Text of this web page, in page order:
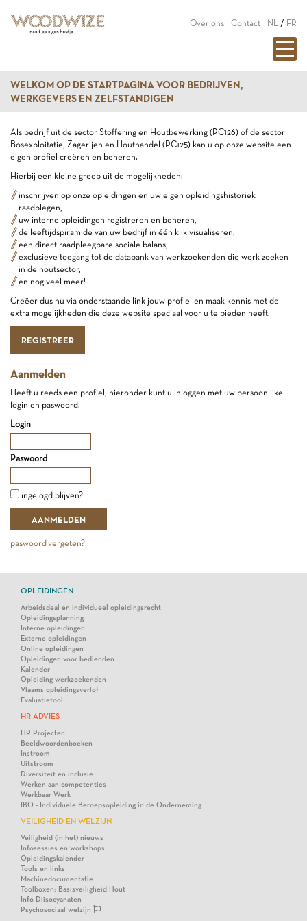
Over ons Contact NL / FR
WELKOM OP DE STARTPAGINA VOOR BEDRIJVEN,
WERKGEVERS EN ZELFSTANDIGEN
Als bedrijf uit de sector Stoffering en Houtbewerking (PC126) of de sector
Bosexploitatie, Zagerijen en Houthandel (PC125) kan u op onze website een
eigen profiel creëren en beheren.
Hierbij een kleine greep uit de mogelijkheden:
inschrijven op onze opleidingen en uw eigen opleidingshistoriek
raadplegen,
uw interne opleidingen registreren en beheren,
de leeftijdspiramide van uw bedrijf in één klik visualiseren,
een direct raadpleegbare sociale balans,
exclusieve toegang tot de databank van werkzoekenden die werk zoeken
in de houtsector,
en nog veel meer!
Creëer dus nu via onderstaande link jouw profiel en maak kennis met de
extra mogelijkheden die deze website speciaal voor u te bieden heeft.
REGISTREER
Aanmelden
Heeft u reeds een profiel, hieronder kunt u inloggen met uw persoonlijke
login en paswoord.
Login
Paswoord
ingelogd blijven?
paswoord vergeten?
OPLEIDINGEN
Arbeidsdeal en individueel opleidingsrecht
Opleidingsplanning
Interne opleidingen
Externe opleidingen
Online opleidingen
Opleidingen voor bedienden
Kalender
Opleiding werkzoekenden
Vlaams opleidingsverlof
Evaluatietool
HR ADVIES
HR Projecten
Beeldwoordenboeken
Instroom
Uitstroom
Diversiteit en inclusie
Werken aan competenties
Werkbaar Werk
IBO - Individuele Beroepsopleiding in de Onderneming
VEILIGHEID EN WELZIJN
Veiligheid (in het) nieuws
Infosessies en workshops
Opleidingskalender
Tools en links
Machinedocumentatie
Toolboxen: Basisveiligheid Hout
Info Diisocyanaten
Psychosociaal welzijn